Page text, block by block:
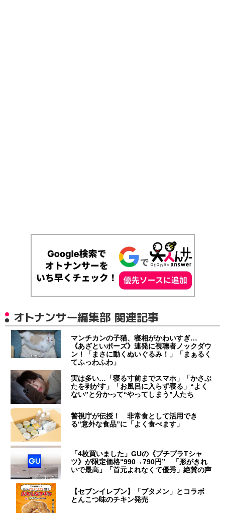
オトナンサー編集部 関連記事
マンチカンの子猫、寝相がかわいすぎ…
《あざといポーズ》連発に視聴者ノックダウ
ン！「まさに動くぬいぐるみ！」「まぁるく
てふっわふわ」
実は多い…「寝る寸前までスマホ」「かさぶ
たを剥がす」「お風呂に入らず寝る」“よく
ない”と分かって“やってしまう”人たち
警視庁が伝授！ 非常食として活用でき
る“意外な食品”に「よく食べます」
「4枚買いました」GUの《プチプラTシャ
ツ》が限定価格“990→790円” 「形がきれ
いで最高」「首元よれなくて優秀」絶賛の声
【セブンイレブン】「ブタメン」とコラボ
とんこつ味のチキン発売